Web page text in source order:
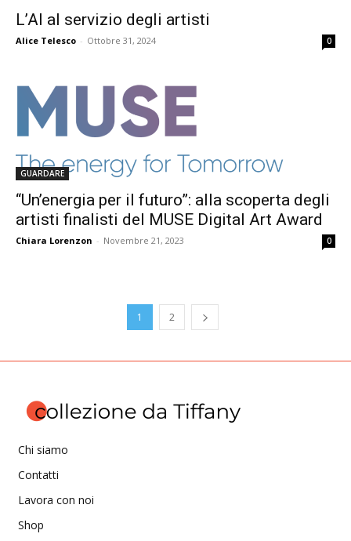
L’AI al servizio degli artisti
Alice Telesco - Ottobre 31, 2024 0
GUARDARE
“Un’energia per il futuro”: alla scoperta degli
artisti finalisti del MUSE Digital Art Award
Chiara Lorenzon - Novembre 21, 2023 0
1 2
Chi siamo
Contatti
Lavora con noi
Shop